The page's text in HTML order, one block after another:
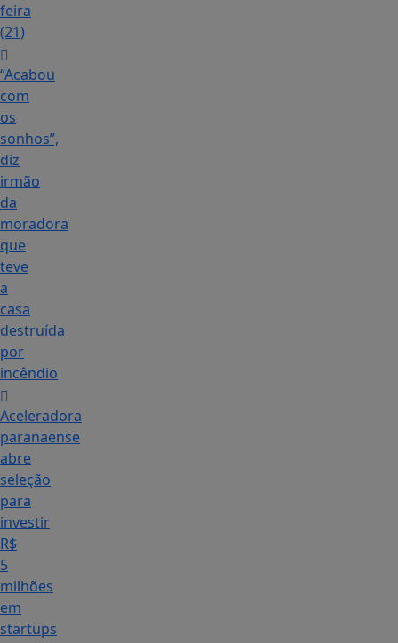
feira
(21)
“Acabou
com
os
sonhos”,
diz
irmão
da
moradora
que
teve
a
casa
destruída
por
incêndio
Aceleradora
paranaense
abre
seleção
para
investir
R$
5
milhões
em
startups